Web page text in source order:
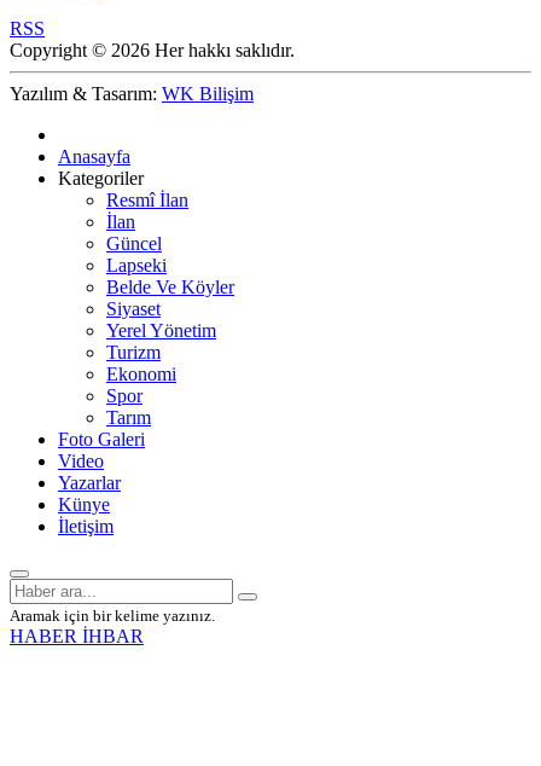
RSS
Copyright © 2026 Her hakkı saklıdır.
Yazılım & Tasarım: WK Bilişim
Anasayfa
Kategoriler
Resmî İlan
İlan
Güncel
Lapseki
Belde Ve Köyler
Siyaset
Yerel Yönetim
Turizm
Ekonomi
Spor
Tarım
Foto Galeri
Video
Yazarlar
Künye
İletişim
Aramak için bir kelime yazınız.
HABER İHBAR